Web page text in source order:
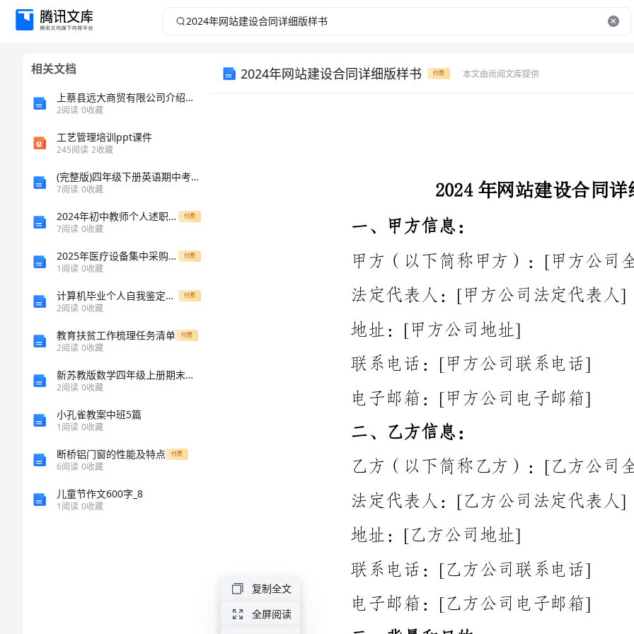
2024
2024
相关文档
上蔡县远大商贸有限公司介绍企业发展分析报告
2阅读 0收藏
工艺管理培训ppt课件
245阅读 2收藏
(完整版)四年级下册英语期中考试考点汇总-推荐文档
7阅读 0收藏
2024年初中教师个人述职报告 付费
7阅读 0收藏
2025年医疗设备集中采购合同范本资料 付费
1阅读 0收藏
计算机毕业个人自我鉴定范文 付费
2阅读 0收藏
教育扶贫工作梳理任务清单 付费
2阅读 0收藏
新苏教版数学四年级上册期末测试卷(易错题)word版
2阅读 0收藏
小孔雀教案中班5篇
1阅读 0收藏
断桥铝门窗的性能及特点 付费
6阅读 0收藏
儿童节作文600字_8
1阅读 0收藏
2024年网站建设合同详细版样书 付费 本文由尚阅文库提供
四、服务内容：
地址：[甲方公司地址]
联系电话：[甲方公司联系电话]
电子邮箱：[甲方公司电子邮箱]
乙方（以下简称乙方）：[乙方公司全称]
法定代表人：[乙方公司法定代表人]
地址：[乙方公司地址]
联系电话：[乙方公司联系电话]
三、背景和目的：
复制全文
全屏阅读